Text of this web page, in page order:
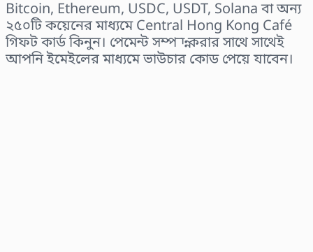
Bitcoin, Ethereum, USDC, USDT, Solana বা অন্য
২৫০টি কয়েনের মাধ্যমে Central Hong Kong Café
গিফট কার্ড কিনুন। পেমেন্ট সম্পন্ন করার সাথে সাথেই
আপনি ইমেইলের মাধ্যমে ভাউচার কোড পেয়ে যাবেন।